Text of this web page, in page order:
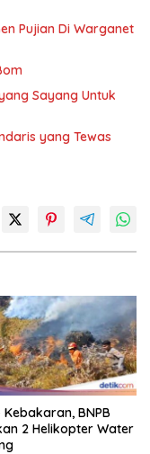
Pujian Di Warganet
Sayang Untuk
yang Tewas
BNPB
2 Helikopter Water